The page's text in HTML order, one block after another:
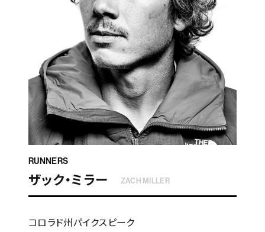
RUNNERS
ザック・ミラー ZACH MILLER
コロラド州パイクスピーク